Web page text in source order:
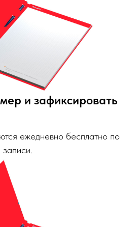
и зафиксировать
ежедневно бесплатно по
записи.